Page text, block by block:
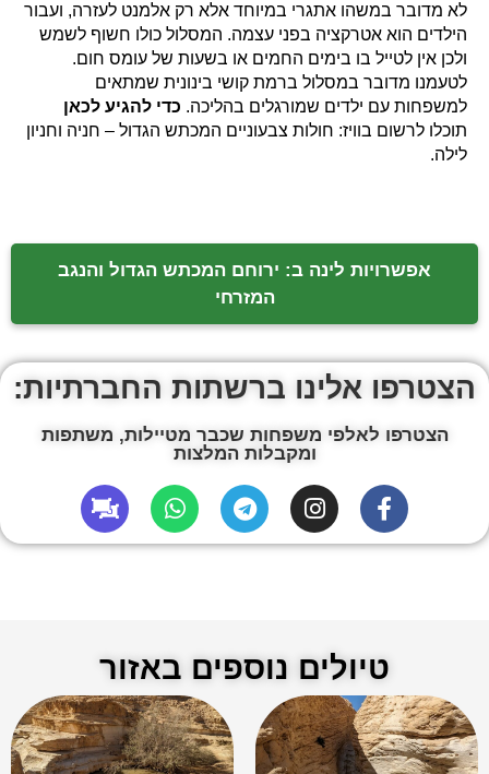
לא מדובר במשהו אתגרי במיוחד אלא רק אלמנט לעזרה, ועבור
הילדים הוא אטרקציה בפני עצמה. המסלול כולו חשוף לשמש
ולכן אין לטייל בו בימים החמים או בשעות של עומס חום.
לטעמנו מדובר במסלול ברמת קושי בינונית שמתאים
למשפחות עם ילדים שמורגלים בהליכה. כדי להגיע לכאן
תוכלו לרשום בוויז: חולות צבעוניים המכתש הגדול – חניה וחניון
לילה.
אפשרויות לינה ב: ירוחם המכתש הגדול והנגב
המזרחי
הצטרפו אלינו ברשתות החברתיות:
הצטרפו לאלפי משפחות שכבר מטיילות, משתפות
ומקבלות המלצות
טיולים נוספים באזור